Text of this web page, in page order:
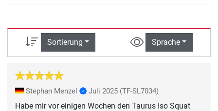
Sortierung Sprache
Stephan Menzel Juli 2025 (TF-SL7034)
Habe mir vor einigen Wochen den Taurus Iso Squat